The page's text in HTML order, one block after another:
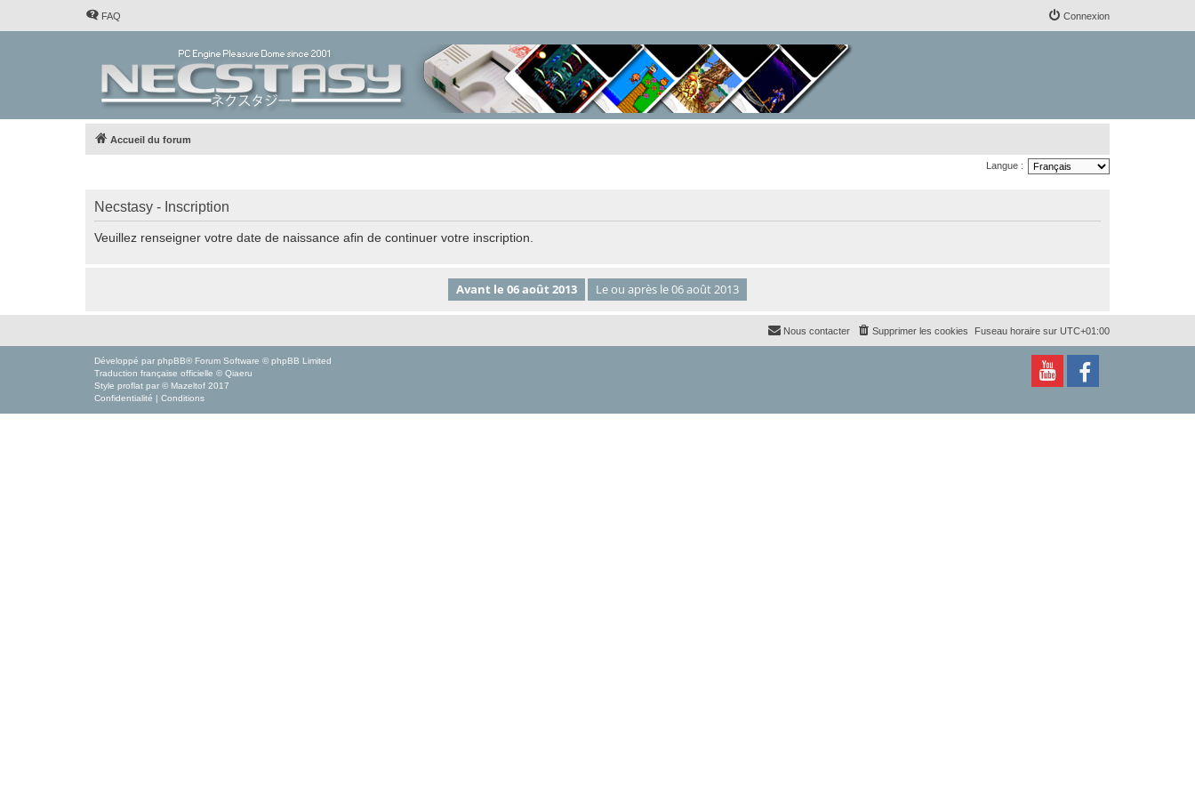
FAQ Connexion
Accueil du forum
Langue :
Necstasy - Inscription
Veuillez renseigner votre date de naissance afin de continuer votre inscription.
Fuseau horaire sur UTC+01:00
Supprimer les cookies
Nous contacter
Développé par phpBB® Forum Software © phpBB Limited
Traduction française officielle © Qiaeru
Style proflat par © Mazeltof 2017
Confidentialité | Conditions